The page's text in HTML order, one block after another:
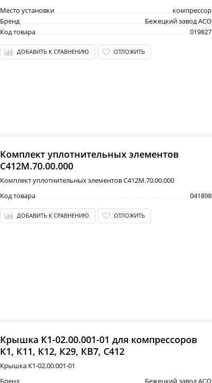
Место установки
компрессор
Бренд
Бежецкий завод АСО
Код товара
019827
ДОБАВИТЬ К СРАВНЕНИЮ ОТЛОЖИТЬ
Комплект уплотнительных элементов
С412М.70.00.000
Комплект уплотнительных элементов С412М.70.00.000
Код товара
041898
ДОБАВИТЬ К СРАВНЕНИЮ ОТЛОЖИТЬ
Крышка К1-02.00.001-01 для компрессоров
К1, К11, К12, К29, КВ7, С412
Крышка К1-02.00.001-01
Бренд
Бежецкий завод АСО